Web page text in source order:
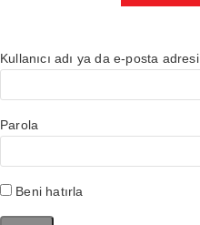
Kullanıcı adı ya da e-posta adresi
Parola
Beni hatırla